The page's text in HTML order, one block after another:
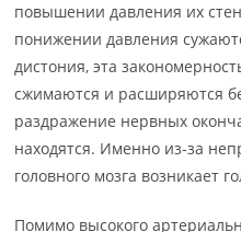
повышении давления их
понижении давления
дистония, эта
сжимаются и расширяются
раздражение нервных
находятся. Именно из-за
головного мозга возникает
Помимо высокого